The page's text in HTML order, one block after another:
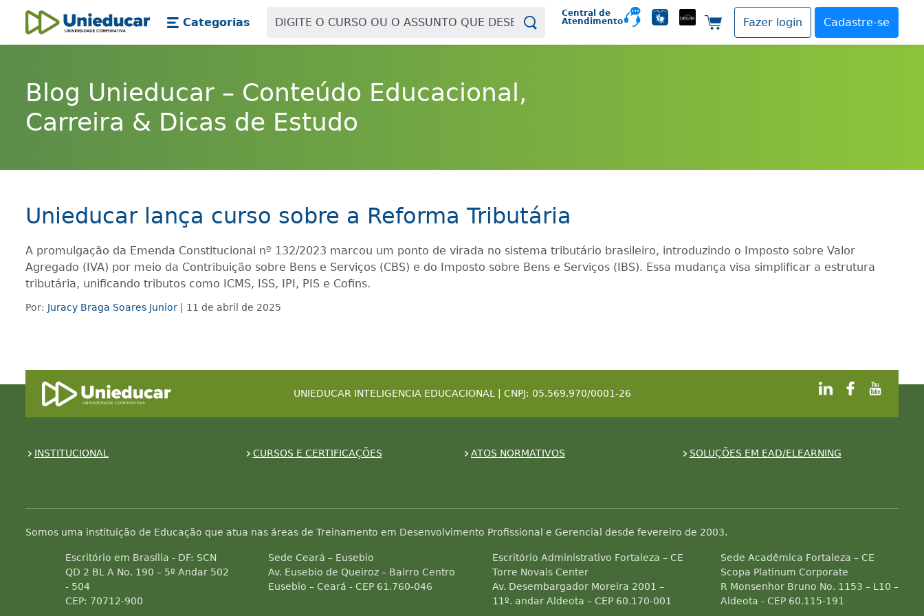
Skip main navigation
Skip to main content
Unieducar
Categorias
Central de
Atendimento
Carrinho de compras
Fazer login Cadastre-se
Blog Unieducar – Conteúdo Educacional,
Carreira & Dicas de Estudo
Unieducar lança curso sobre a Reforma Tributária
A promulgação da Emenda Constitucional nº 132/2023 marcou um ponto de virada no sistema tributário brasileiro, introduzindo o Imposto sobre Valor
Agregado (IVA) por meio da Contribuição sobre Bens e Serviços (CBS) e do Imposto sobre Bens e Serviços (IBS). Essa mudança visa simplificar a estrutura
tributária, unificando tributos como ICMS, ISS, IPI, PIS e Cofins.
Por: Juracy Braga Soares Junior | 11 de abril de 2025
UNIEDUCAR INTELIGENCIA EDUCACIONAL | CNPJ: 05.569.970/0001-26
INSTITUCIONAL CURSOS E CERTIFICAÇÕES ATOS NORMATIVOS SOLUÇÕES EM EAD/ELEARNING
Somos uma instituição de Educação que atua nas áreas de Treinamento em Desenvolvimento Profissional e Gerencial desde fevereiro de 2003.
Escritório em Brasília - DF: SCN
QD 2 BL A No. 190 – 5º Andar 502
- 504
CEP: 70712-900
Sede Ceará – Eusebio
Av. Eusebio de Queiroz – Bairro Centro
Eusebio – Ceará - CEP 61.760-046
Escritório Administrativo Fortaleza – CE
Torre Novais Center
Av. Desembargador Moreira 2001 –
11º. andar Aldeota – CEP 60.170-001
Sede Acadêmica Fortaleza – CE
Scopa Platinum Corporate
R Monsenhor Bruno No. 1153 – L10 –
Aldeota - CEP 60.115-191